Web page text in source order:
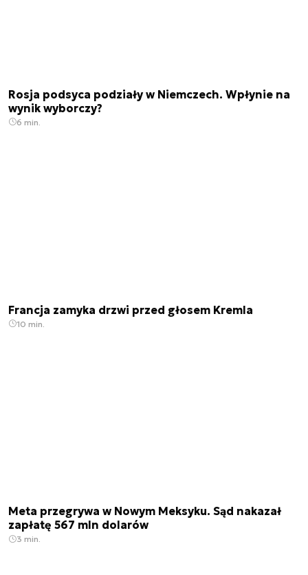
Rosja podsyca podziały w Niemczech. Wpłynie na
wynik wyborczy?
6 min.
Francja zamyka drzwi przed głosem Kremla
10 min.
Meta przegrywa w Nowym Meksyku. Sąd nakazał
zapłatę 567 mln dolarów
3 min.